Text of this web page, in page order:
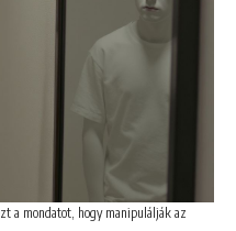
a mondatot, hogy manipulálják az